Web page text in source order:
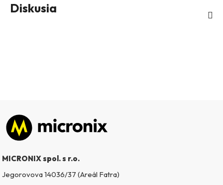
Diskusia
Zápätie
MICRONIX spol. s r.o.
Jegorovova 14036/37 (Areál Fatra)